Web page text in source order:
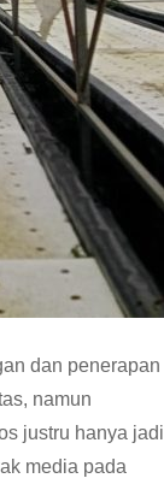
dan penerapan
namun
justru hanya jadi
media pada